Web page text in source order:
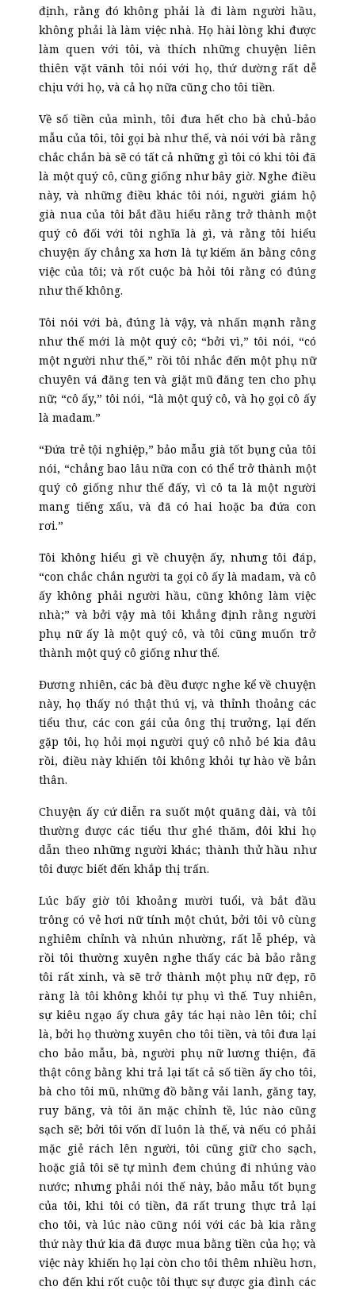
định, rằng đó không phải là đi làm người hầu,
không phải là làm việc nhà. Họ hài lòng khi được
làm quen với tôi, và thích những chuyện liên
thiên vặt vãnh tôi nói với họ, thứ dường rất dễ
chịu với họ, và cả họ nữa cũng cho tôi tiền.
Về số tiền của mình, tôi đưa hết cho bà chủ-bảo
mẫu của tôi, tôi gọi bà như thế, và nói với bà rằng
chắc chắn bà sẽ có tất cả những gì tôi có khi tôi đã
là một quý cô, cũng giống như bây giờ. Nghe điều
này, và những điều khác tôi nói, người giám hộ
già nua của tôi bắt đầu hiểu rằng trở thành một
quý cô đối với tôi nghĩa là gì, và rằng tôi hiểu
chuyện ấy chẳng xa hơn là tự kiếm ăn bằng công
việc của tôi; và rốt cuộc bà hỏi tôi rằng có đúng
như thế không.
Tôi nói với bà, đúng là vậy, và nhấn mạnh rằng
như thế mới là một quý cô; “bởi vì,” tôi nói, “có
một người như thế,” rồi tôi nhắc đến một phụ nữ
chuyên vá đăng ten và giặt mũ đăng ten cho phụ
nữ; “cô ấy,” tôi nói, “là một quý cô, và họ gọi cô ấy
là madam.”
“Đứa trẻ tội nghiệp,” bảo mẫu già tốt bụng của tôi
nói, “chẳng bao lâu nữa con có thể trở thành một
quý cô giống như thế đấy, vì cô ta là một người
mang tiếng xấu, và đã có hai hoặc ba đứa con
rơi.”
Tôi không hiểu gì về chuyện ấy, nhưng tôi đáp,
“con chắc chắn người ta gọi cô ấy là madam, và cô
ấy không phải người hầu, cũng không làm việc
nhà;” và bởi vậy mà tôi khẳng định rằng người
phụ nữ ấy là một quý cô, và tôi cũng muốn trở
thành một quý cô giống như thế.
Đương nhiên, các bà đều được nghe kể về chuyện
này, họ thấy nó thật thú vị, và thỉnh thoảng các
tiểu thư, các con gái của ông thị trưởng, lại đến
gặp tôi, họ hỏi mọi người quý cô nhỏ bé kia đâu
rồi, điều này khiến tôi không khỏi tự hào về bản
thân.
Chuyện ấy cứ diễn ra suốt một quãng dài, và tôi
thường được các tiểu thư ghé thăm, đôi khi họ
dẫn theo những người khác; thành thử hầu như
tôi được biết đến khắp thị trấn.
Lúc bấy giờ tôi khoảng mười tuổi, và bắt đầu
trông có vẻ hơi nữ tính một chút, bởi tôi vô cùng
nghiêm chỉnh và nhún nhường, rất lễ phép, và
rồi tôi thường xuyên nghe thấy các bà bảo rằng
tôi rất xinh, và sẽ trở thành một phụ nữ đẹp, rõ
ràng là tôi không khỏi tự phụ vì thế. Tuy nhiên,
sự kiêu ngạo ấy chưa gây tác hại nào lên tôi; chỉ
là, bởi họ thường xuyên cho tôi tiền, và tôi đưa lại
cho bảo mẫu, bà, người phụ nữ lương thiện, đã
thật công bằng khi trả lại tất cả số tiền ấy cho tôi,
bà cho tôi mũ, những đồ bằng vải lanh, găng tay,
ruy băng, và tôi ăn mặc chỉnh tề, lúc nào cũng
sạch sẽ; bởi tôi vốn dĩ luôn là thế, và nếu có phải
mặc giẻ rách lên người, tôi cũng giữ cho sạch,
hoặc giả tôi sẽ tự mình đem chúng đi nhúng vào
nước; nhưng phải nói thế này, bảo mẫu tốt bụng
của tôi, khi tôi có tiền, đã rất trung thực trả lại
cho tôi, và lúc nào cũng nói với các bà kia rằng
thứ này thứ kia đã được mua bằng tiền của họ; và
việc này khiến họ lại còn cho tôi thêm nhiều hơn,
cho đến khi rốt cuộc tôi thực sự được gia đình các